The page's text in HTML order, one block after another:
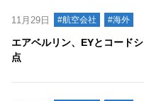
11月29日 #航空会社 #海外
エアベルリン、EYとコード
点